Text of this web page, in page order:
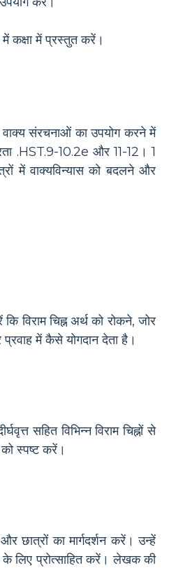
में कक्षा में प्रस्तुत करें।
वाक्य संरचनाओं का उपयोग करने में
.HST.9-10.2e और 11-12। 1
में वाक्यविन्यास को बदलने और
विराम चिह्न अर्थ को रोकने, जोर
में कैसे योगदान देता है।
सहित विभिन्न विराम चिह्नों से
स्पष्ट करें।
छात्रों का मार्गदर्शन करें। उन्हें
लिए प्रोत्साहित करें। लेखक की